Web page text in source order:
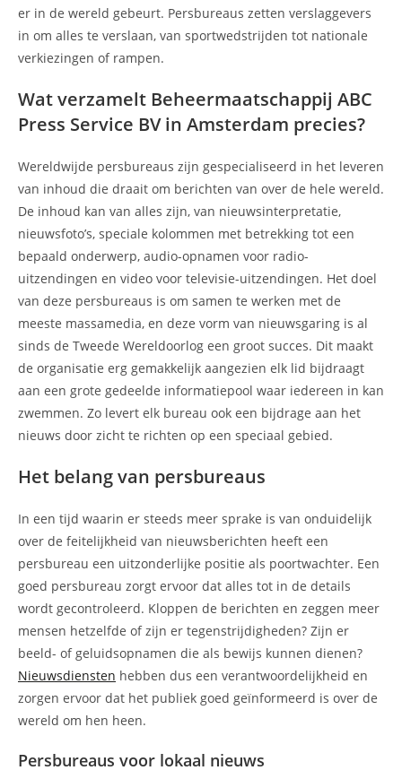
er in de wereld gebeurt. Persbureaus zetten verslaggevers
in om alles te verslaan, van sportwedstrijden tot nationale
verkiezingen of rampen.
Wat verzamelt Beheermaatschappij ABC
Press Service BV in Amsterdam precies?
Wereldwijde persbureaus zijn gespecialiseerd in het leveren
van inhoud die draait om berichten van over de hele wereld.
De inhoud kan van alles zijn, van nieuwsinterpretatie,
nieuwsfoto’s, speciale kolommen met betrekking tot een
bepaald onderwerp, audio-opnamen voor radio-
uitzendingen en video voor televisie-uitzendingen. Het doel
van deze persbureaus is om samen te werken met de
meeste massamedia, en deze vorm van nieuwsgaring is al
sinds de Tweede Wereldoorlog een groot succes. Dit maakt
de organisatie erg gemakkelijk aangezien elk lid bijdraagt
aan een grote gedeelde informatiepool waar iedereen in kan
zwemmen. Zo levert elk bureau ook een bijdrage aan het
nieuws door zicht te richten op een speciaal gebied.
Het belang van persbureaus
In een tijd waarin er steeds meer sprake is van onduidelijk
over de feitelijkheid van nieuwsberichten heeft een
persbureau een uitzonderlijke positie als poortwachter. Een
goed persbureau zorgt ervoor dat alles tot in de details
wordt gecontroleerd. Kloppen de berichten en zeggen meer
mensen hetzelfde of zijn er tegenstrijdigheden? Zijn er
beeld- of geluidsopnamen die als bewijs kunnen dienen?
Nieuwsdiensten hebben dus een verantwoordelijkheid en
zorgen ervoor dat het publiek goed geïnformeerd is over de
wereld om hen heen.
Persbureaus voor lokaal nieuws